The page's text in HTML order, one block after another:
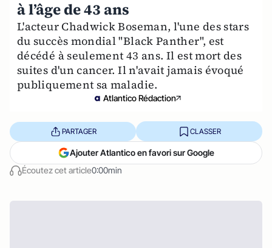
à l’âge de 43 ans
L'acteur Chadwick Boseman, l'une des stars
du succès mondial "Black Panther", est
décédé à seulement 43 ans. Il est mort des
suites d'un cancer. Il n'avait jamais évoqué
publiquement sa maladie.
Atlantico Rédaction
Écoutez cet article0:00min
PARTAGER CLASSER
Ajouter Atlantico en favori sur Google